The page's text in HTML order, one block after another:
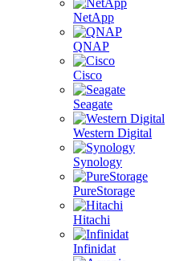
NetApp
QNAP
Cisco
Seagate
Western Digital
Synology
PureStorage
Hitachi
Infinidat